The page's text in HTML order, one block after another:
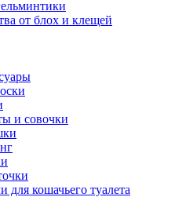
от блох и клещей
и совочки
для кошачьего туалета